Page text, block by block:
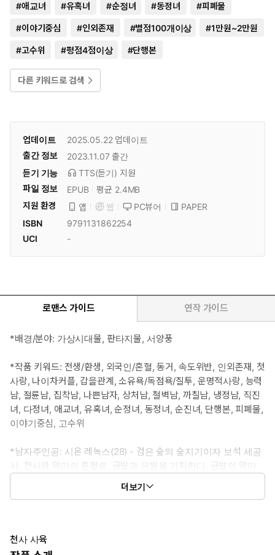
#애교녀 #유혹녀 #순정녀 #동정녀 #피폐물
#이야기중심 #인외존재 #별점100개이상 #1만원~2만원
#고수위 #평점4점이상 #단행본
다른 키워드로 검색
업데이트 2025.05.22업데이트
출간 정보
2023.11.07 출간
듣기 기능
TTS(듣기) 지원
파일 정보
EPUB
평균 2.4MB
지원 환경
앱 웹 PC뷰어
PAPER
ISBN
9791131862254
UCI
-
로맨스 가이드 연작 가이드
*배경/분야: 가상시대물, 판타지물, 서양풍
*작품 키워드: 전생/환생, 외국인/혼혈, 동거, 속도위반, 인외존재, 첫
사랑, 나이차커플, 갑을관계, 소유욕/독점욕/질투, 운명적사랑, 능력
남, 절륜남, 집착남, 나쁜남자, 상처남, 철벽남, 까칠남, 냉정남, 직진
녀, 다정녀, 애교녀, 유혹녀, 순정녀, 동정녀, 순진녀, 단행본, 피폐물,
이야기중심, 고수위
*남자주인공: 시온 레녹스(28) - 검은 숲의 숲지기이자 보석 세공
사. 천사와 악마의 혼혈로, 금발과 은발을 기피한다. 금발의 악마
인 아버지로부터 물려받은 기질을 억누르며 살아왔지만, 셀린과
금발, 금안의 미인으로 순수하고 아이 같은 성정을 지니고 있다. 발
목을 다친 자신을 보호해 준 시온에게 함부로 애정을 표현했다가,
더보기
천사 사육